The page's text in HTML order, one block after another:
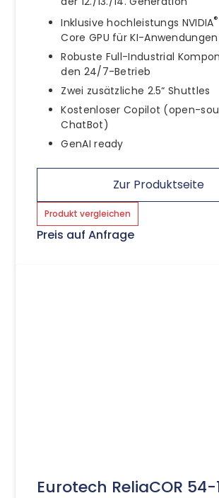
Inklusive hochleistungs NVIDIA®
Core GPU für KI-Anwendungen
Robuste Full-Industrial
den 24/7-Betrieb
Zwei zusätzliche 2.5“ Shuttles
Kostenloser Copilot (open-
ChatBot)
GenAI ready
Zur Produktseite
Produkt vergleichen
Preis auf Anfrage
Eurotech ReliaCOR 54-